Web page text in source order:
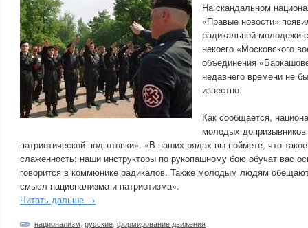
На скандальном
«Правые новости»
радикальной молодежи
некоего «Московского
объединения
недавнего времени не
известно.
Как сообщается,
молодых
патриотической подготовки». «В наших рядах вы поймете, что
слаженность; наши инструкторы по рукопашному бою обучат вас
говорится в коммюнике радикалов. Также молодым людям
смысл национализма и патриотизма».
Читать дальше →
национализм русские формирование движения